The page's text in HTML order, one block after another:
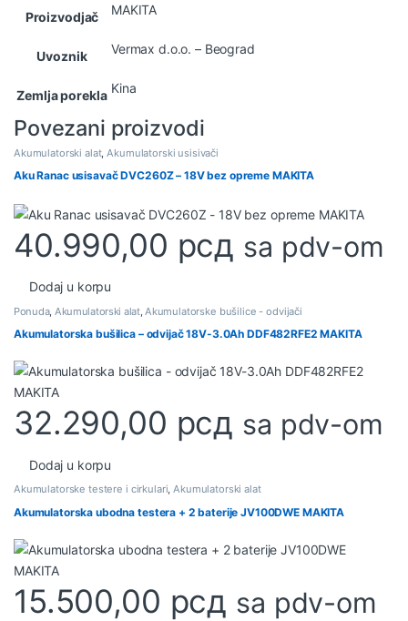
Proizvodjač
MAKITA
Uvoznik Vermax d.o.o. – Beograd
Zemlja porekla Kina
Povezani proizvodi
Akumulatorski alat, Akumulatorski usisivači
Aku Ranac usisavač DVC260Z – 18V bez opreme MAKITA
40.990,00 рсд sa pdv-om
Dodaj u korpu
Ponuda, Akumulatorski alat,Akumulatorske bušilice - odvijači
Akumulatorska bušilica – odvijač 18V-3.0Ah DDF482RFE2 MAKITA
32.290,00 рсд sa pdv-om
Dodaj u korpu
Akumulatorske testere i cirkulari,Akumulatorski alat
Akumulatorska ubodna testera + 2 baterije JV100DWE MAKITA
15.500,00 рсд sa pdv-om